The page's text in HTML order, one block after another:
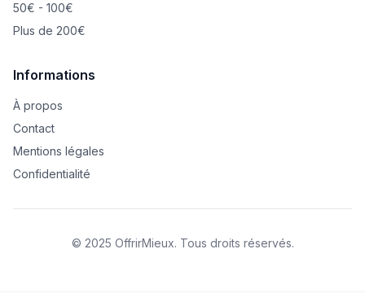
50€ - 100€
Plus de 200€
Informations
À propos
Contact
Mentions légales
Confidentialité
© 2025 OffrirMieux. Tous droits réservés.